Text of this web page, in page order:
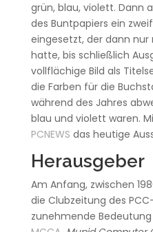
grün, blau, violett. Dann
des Buntpapiers ein
eingesetzt, der dann
hatte, bis schließlich
vollflächige Bild als
die Farben für die
während des Jahres
blau und violett waren.
PCNEWS das heutige
Herausgeber
Am Anfang, zwischen
die Clubzeitung des
zunehmende